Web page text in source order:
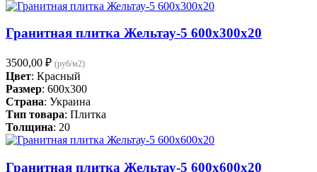
Гранитная плитка Жельтау-5 600х300х20
3500,00 ₽ (руб/м2)
Цвет: Красный
Размер: 600x300
Страна: Украина
Тип товара: Плитка
Толщина: 20
Гранитная плитка Жельтау-5 600х600х20